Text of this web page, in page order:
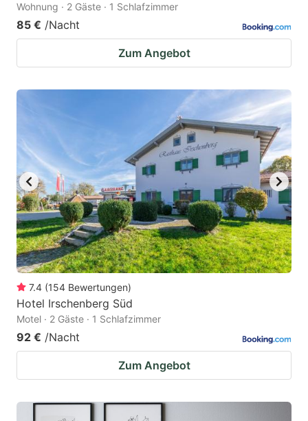
Wohnung · 2 Gäste · 1 Schlafzimmer
85 € /Nacht
Zum Angebot
7.4 (154 Bewertungen)
Hotel Irschenberg Süd
Motel · 2 Gäste · 1 Schlafzimmer
92 € /Nacht
Zum Angebot